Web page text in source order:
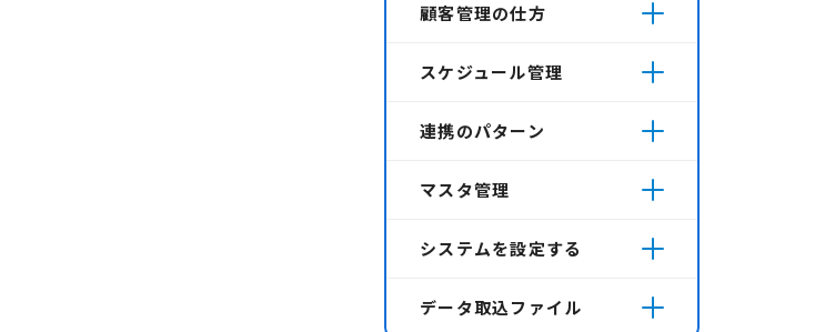
顧客管理の仕方
スケジュール管理
連携のパターン
マスタ管理
システムを設定する
データ取込ファイル